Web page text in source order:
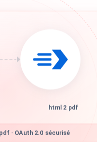
html 2 pdf
· OAuth 2.0 sécurisé